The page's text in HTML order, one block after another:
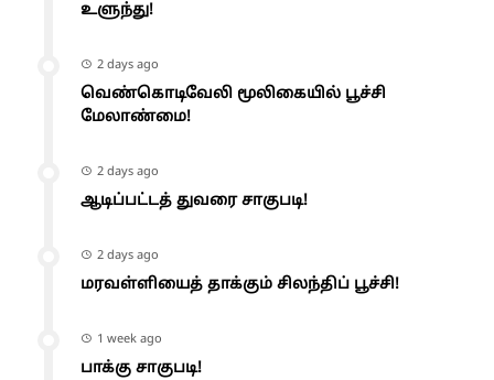
உளுந்து!
2 days ago
வெண்கொடிவேலி மூலிகையில் பூச்சி
மேலாண்மை!
2 days ago
ஆடிப்பட்டத் துவரை சாகுபடி!
2 days ago
மரவள்ளியைத் தாக்கும் சிலந்திப் பூச்சி!
1 week ago
பாக்கு சாகுபடி!